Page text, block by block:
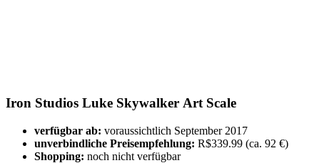
Iron Studios Luke Skywalker Art Scale
verfügbar ab: voraussichtlich September 2017
unverbindliche Preisempfehlung: R$339.99 (ca. 92 €)
Shopping: noch nicht verfügbar